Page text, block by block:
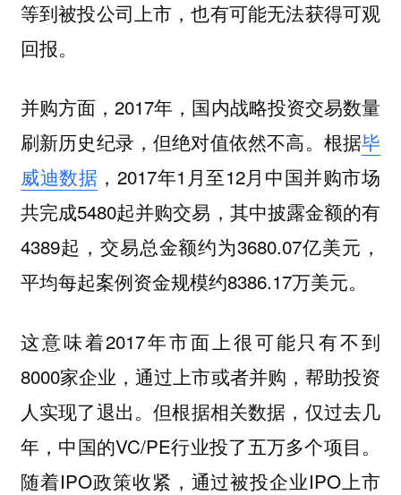
等到被投公司上市，也有可能无法获得可观
回报。
并购方面，2017年，国内战略投资交易数量
刷新历史纪录，但绝对值依然不高。 根据毕
威迪数据 ，2017年1月至12月中国并购市场
共完成5480起并购交易，其中披露金额的有
4389起，交易总金额约为3680.07亿美元，
平均每起案例资金规模约8386.17万美元。
这意味着2017年市面上很可能只有不到
8000家企业，通过上市或者并购，帮助投资
人实现了退出。但根据相关数据，仅过去几
年，中国的VC/PE行业投了五万多个项目。
随着IPO政策收紧，通过被投企业IPO上市